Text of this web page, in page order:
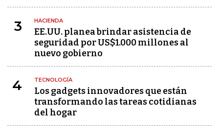
3 HACIENDA
EE.UU. planea brindar asistencia de
seguridad por US$1.000 millones al
nuevo gobierno
4 TECNOLOGÍA
Los gadgets innovadores que están
transformando las tareas cotidianas
del hogar